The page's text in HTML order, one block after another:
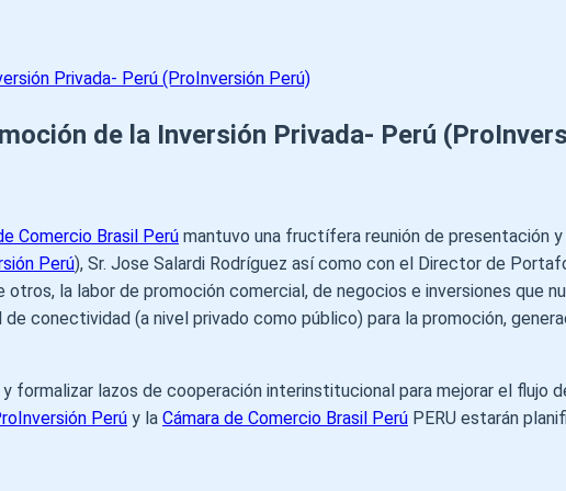
Privada- Perú (ProInversión Perú)
de la Inversión Privada- Perú
Comercio Brasil Perú mantuvo una fructífera reunión de presentación
Perú), Sr. Jose Salardi Rodríguez así como con el Director de
la labor de promoción comercial, de negocios e inversiones que
conectividad (a nivel privado como público) para la promoción,
formalizar lazos de cooperación interinstitucional para mejorar el flujo
Perú y la Cámara de Comercio Brasil Perú PERU estarán